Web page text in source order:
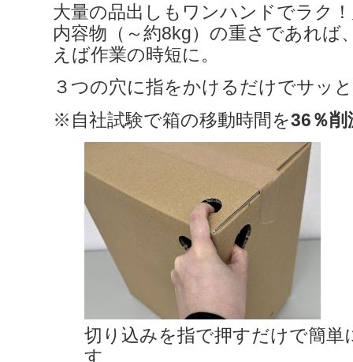
大量の品出しもワンハンドでラク
内容物（～約8kg）の重さであれば
えば作業の時短に。
３つの穴に指をかけるだけでサッ
※自社試験で箱の移動時間を36％削
切り込みを指で押すだけで簡単